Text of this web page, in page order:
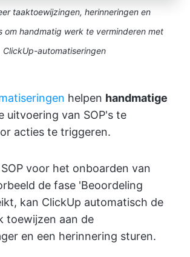
taaktoewijzingen, herinneringen en
om handmatig werk te verminderen met
ClickUp-automatiseringen
helpen handmatige
uitvoering van SOP's te
acties te triggeren.
voor het onboarden van
de fase 'Beoordeling
kan ClickUp automatisch de
toewijzen aan de
en een herinnering sturen.